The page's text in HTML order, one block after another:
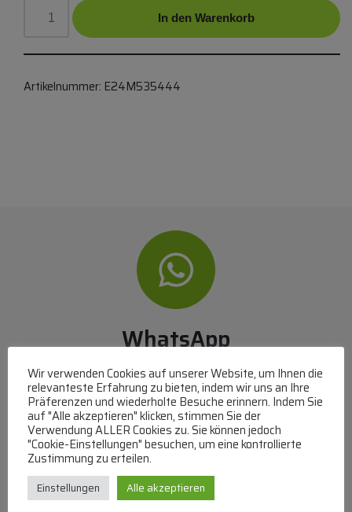
In den Warenkorb
Artikelnummer: E24M535444
WhatsApp
Mit WhatsApp Kontakt mit dem Service Team
aufnehmen
(MO-DO 8-17, FR 8-15 Uhr,+43 1 267 67 60)
Bei uns können Sie bezahlen per:
Überweisung
PayPal
MasterCard
Wir verwenden Cookies auf unserer Website, um Ihnen die
relevanteste Erfahrung zu bieten, indem wir uns an Ihre
Präferenzen und wiederholte Besuche erinnern. Indem Sie
auf "Alle akzeptieren" klicken, stimmen Sie der
Verwendung ALLER Cookies zu. Sie können jedoch
"Cookie-Einstellungen" besuchen, um eine kontrollierte
Zustimmung zu erteilen.
Einstellungen Alle akzeptieren